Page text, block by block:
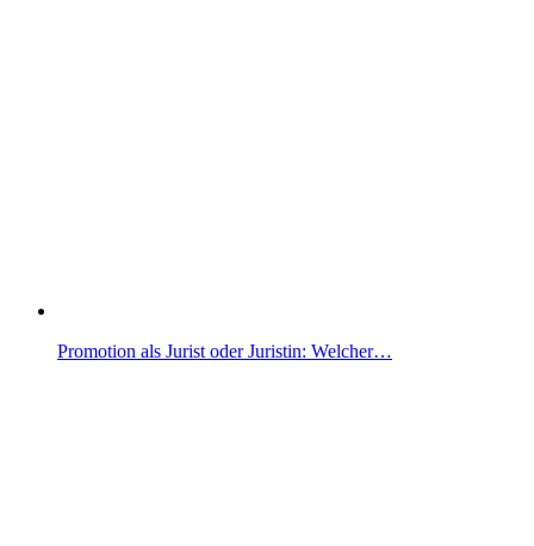
Promotion als Jurist oder Juristin: Welcher…